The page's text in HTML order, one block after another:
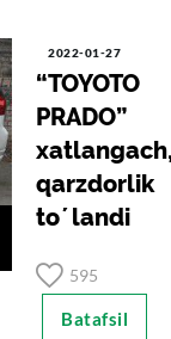
2022-01-27
“TOYOTO
PRADO”
qarzdorlik
toʼlandi
595
Batafsil